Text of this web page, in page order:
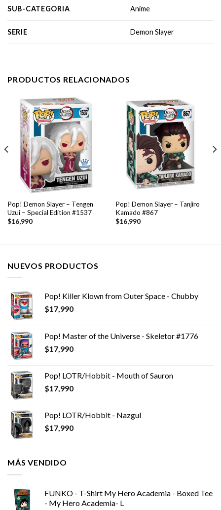
SUB-CATEGORIA Anime
SERIE Demon Slayer
PRODUCTOS RELACIONADOS
Pop! Demon Slayer – Tengen
Uzui – Special Edition #1537
$16,990
Pop! Demon Slayer – Tanjiro
Kamado #867
$16,990
NUEVOS PRODUCTOS
Pop! Killer Klown from Outer Space - Chubby
$17,990
Pop! Master of the Universe - Skeletor #1776
$17,990
Pop! LOTR/Hobbit - Mouth of Sauron
$17,990
Pop! LOTR/Hobbit - Nazgul
$17,990
MÁS VENDIDO
FUNKO - T-Shirt My Hero Academia - Boxed Tee
- My Hero Academia- L